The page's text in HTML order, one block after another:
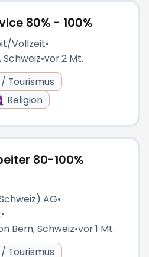
80% - 100%
Vollzeit•
Schweiz•vor 2 Mt.
/ Tourismus
Religion
80-100%
AG•
•
Bern, Schweiz•vor 1 Mt.
/ Tourismus